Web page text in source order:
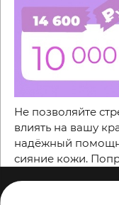
Не позволяйте
влиять на вашу
надёжный
сияние кожи.